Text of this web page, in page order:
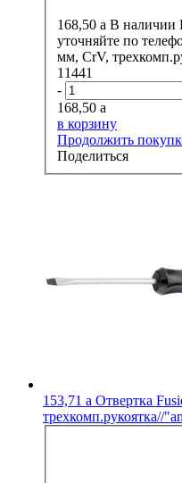
168,50 a В наличии
уточняйте по
мм, CrV,
11441
-
168,50 a
в корзину
Продолжить
Поделиться
153,71 a Отвертка
трехкомп.рукоятка//